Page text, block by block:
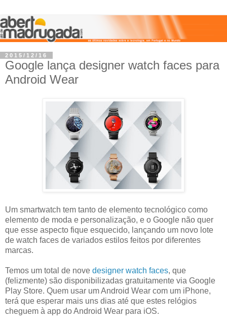
2015/12/16
Google lança designer watch faces para
Android Wear
Um smartwatch tem tanto de elemento tecnológico como
elemento de moda e personalização, e o Google não quer
que esse aspecto fique esquecido, lançando um novo lote
de watch faces de variados estilos feitos por diferentes
marcas.
Temos um total de nove designer watch faces, que
(felizmente) são disponibilizadas gratuitamente via Google
Play Store. Quem usar um Android Wear com um iPhone,
terá que esperar mais uns dias até que estes relógios
cheguem à app do Android Wear para iOS.